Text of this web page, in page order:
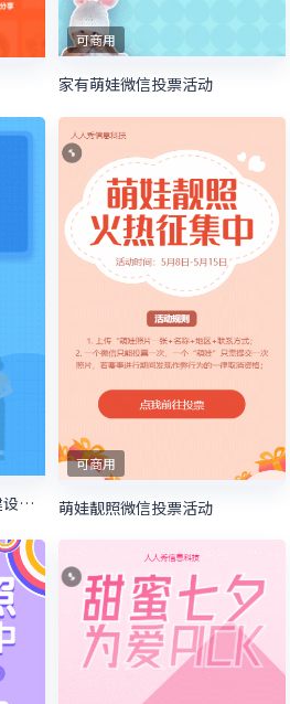
可商用
家有萌娃微信投票活动
蓝色卡通开学季班级文化建设投票
可商用
萌娃靓照微信投票活动